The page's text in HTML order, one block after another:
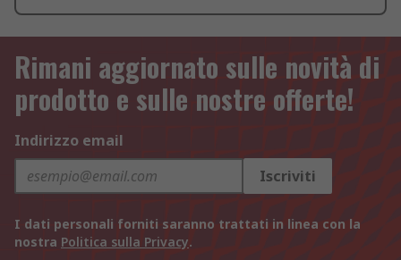
Rimani aggiornato sulle novità di
prodotto e sulle nostre offerte!
Indirizzo email
Iscriviti
I dati personali forniti saranno trattati in linea con la
nostra Politica sulla Privacy.